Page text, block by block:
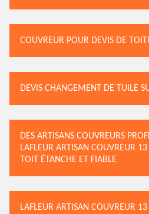
COUVREUR POUR DEVIS DE
DEVIS CHANGEMENT DE TUILE
DES ARTISANS COUVREURS
LAFLEUR ARTISAN COUVREUR
TOIT ÉTANCHE ET FIABLE
LAFLEUR ARTISAN COUVREUR